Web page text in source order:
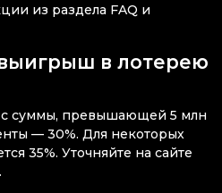
из раздела FAQ и
в лотерею
с суммы, превышающей 5 млн
— 30%. Для некоторых
35%. Уточняйте на сайте